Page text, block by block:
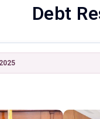
Debt